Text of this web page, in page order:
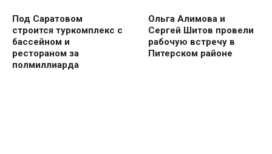
Под Саратовом
строится туркомплекс с
бассейном и
рестораном за
полмиллиарда
Ольга Алимова и
Сергей Шитов провели
рабочую встречу в
Питерском районе